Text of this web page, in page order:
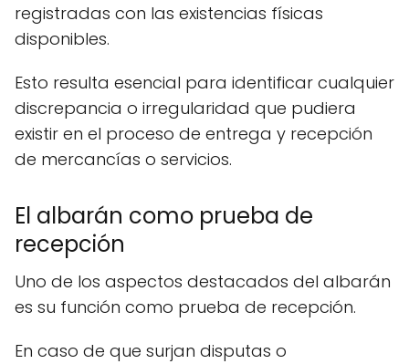
registradas con las existencias físicas
disponibles.
Esto resulta esencial para identificar cualquier
discrepancia o irregularidad que pudiera
existir en el proceso de entrega y recepción
de mercancías o servicios.
El albarán como prueba de
recepción
Uno de los aspectos destacados del albarán
es su función como prueba de recepción.
En caso de que surjan disputas o